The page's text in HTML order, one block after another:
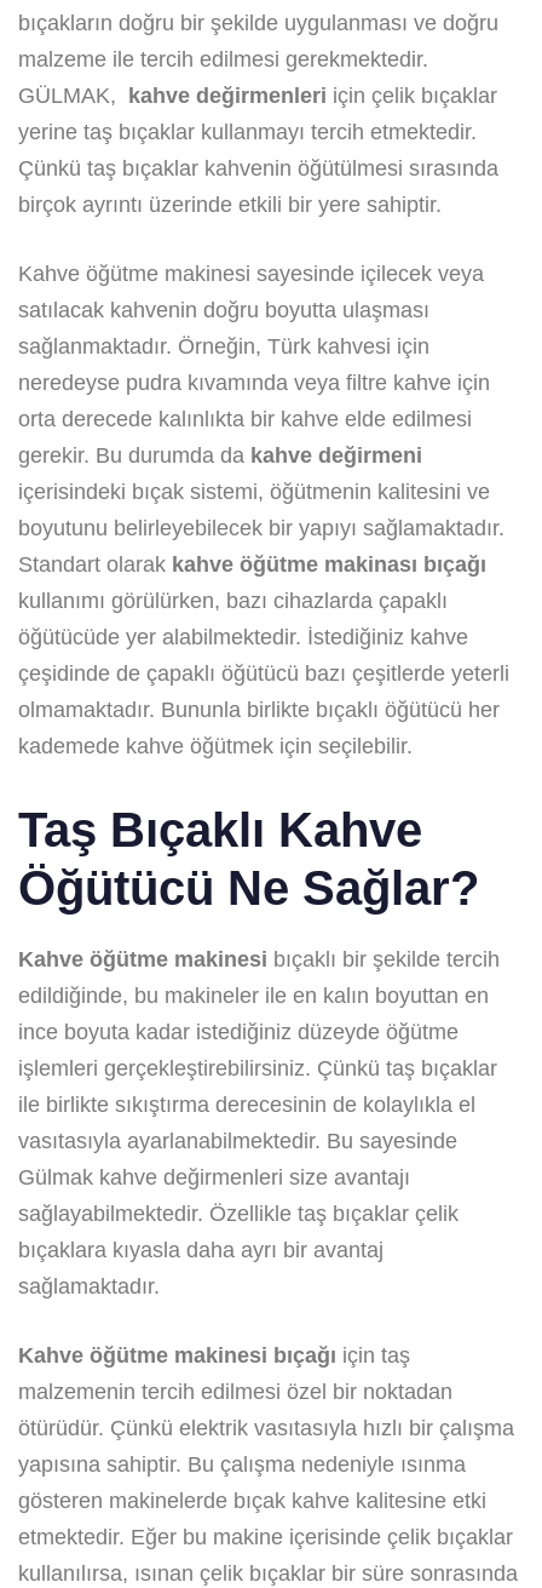
bıçakların doğru bir şekilde uygulanması ve doğru
malzeme ile tercih edilmesi gerekmektedir.
GÜLMAK, kahve değirmenleri için çelik bıçaklar
yerine taş bıçaklar kullanmayı tercih etmektedir.
Çünkü taş bıçaklar kahvenin öğütülmesi sırasında
birçok ayrıntı üzerinde etkili bir yere sahiptir.
Kahve öğütme makinesi sayesinde içilecek veya
satılacak kahvenin doğru boyutta ulaşması
sağlanmaktadır. Örneğin, Türk kahvesi için
neredeyse pudra kıvamında veya filtre kahve için
orta derecede kalınlıkta bir kahve elde edilmesi
gerekir. Bu durumda da kahve değirmeni
içerisindeki bıçak sistemi, öğütmenin kalitesini ve
boyutunu belirleyebilecek bir yapıyı sağlamaktadır.
Standart olarak kahve öğütme makinası bıçağı
kullanımı görülürken, bazı cihazlarda çapaklı
öğütücüde yer alabilmektedir. İstediğiniz kahve
çeşidinde de çapaklı öğütücü bazı çeşitlerde yeterli
olmamaktadır. Bununla birlikte bıçaklı öğütücü her
kademede kahve öğütmek için seçilebilir.
Taş Bıçaklı Kahve
Öğütücü Ne Sağlar?
Kahve öğütme makinesi bıçaklı bir şekilde tercih
edildiğinde, bu makineler ile en kalın boyuttan en
ince boyuta kadar istediğiniz düzeyde öğütme
işlemleri gerçekleştirebilirsiniz. Çünkü taş bıçaklar
ile birlikte sıkıştırma derecesinin de kolaylıkla el
vasıtasıyla ayarlanabilmektedir. Bu sayesinde
Gülmak kahve değirmenleri size avantajı
sağlayabilmektedir. Özellikle taş bıçaklar çelik
bıçaklara kıyasla daha ayrı bir avantaj
sağlamaktadır.
Kahve öğütme makinesi bıçağı için taş
malzemenin tercih edilmesi özel bir noktadan
ötürüdür. Çünkü elektrik vasıtasıyla hızlı bir çalışma
yapısına sahiptir. Bu çalışma nedeniyle ısınma
gösteren makinelerde bıçak kahve kalitesine etki
etmektedir. Eğer bu makine içerisinde çelik bıçaklar
kullanılırsa, ısınan çelik bıçaklar bir süre sonrasında